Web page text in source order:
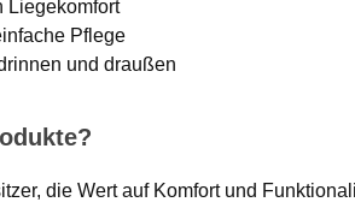
Liegekomfort
Pflege
und draußen
die Wert auf Komfort und